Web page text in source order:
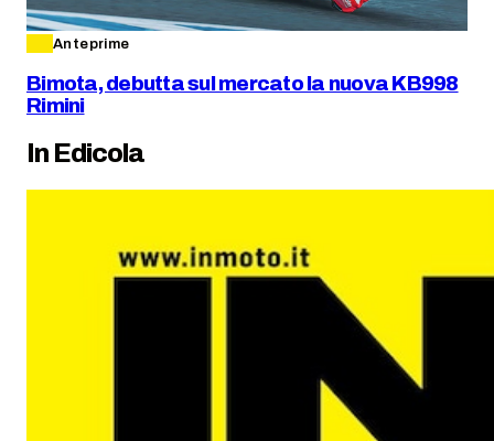
Anteprime
Bimota, debutta sul mercato la nuova KB998
Rimini
In Edicola